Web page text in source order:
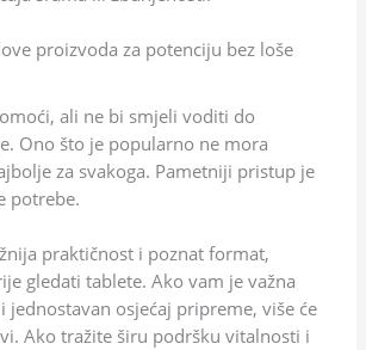
proizvoda za potenciju bez loše
ali ne bi smjeli voditi do
Ono što je popularno ne mora
za svakoga. Pametniji pristup je
potrebe.
praktičnost i poznat format,
gledati tablete. Ako vam je važna
jednostavan osjećaj pripreme, više će
Ako tražite širu podršku vitalnosti i